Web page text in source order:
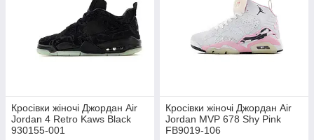
Кросівки жіночі Джордан Air
Jordan 4 Retro Kaws Black
930155-001
Кросівки жіночі Джордан Air
Jordan MVP 678 Shy Pink
FB9019-106